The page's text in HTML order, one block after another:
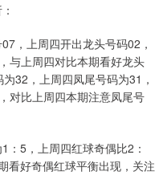
，上周四开出龙头号码02，
与上周四对比本期看好龙头
32，上周四凤尾号码为31，
对比上周四本期注意凤尾号
5，上周四红球奇偶比2：
看好奇偶红球平衡出现，关注